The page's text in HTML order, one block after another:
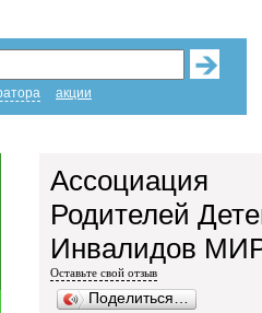
акции
Ассоциация
Родителей
Инвалидов
Оставьте свой отзыв
Поделиться…